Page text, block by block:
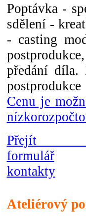
Poptávka -
sdělení -
- casting
předání díla.
Cenu je
Přejít
formulář
kontakty
Ateliérový